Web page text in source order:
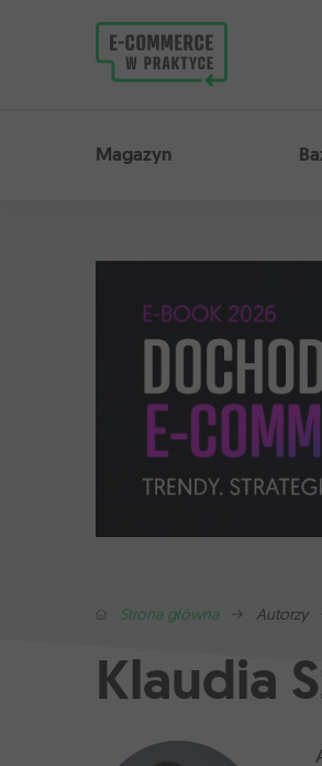
Magazyn E-
Magazyn
Strona główna Autorzy
Klaudia